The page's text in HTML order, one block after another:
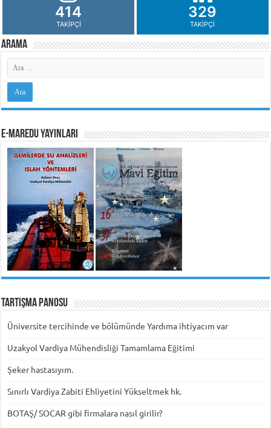
414
TAKIPÇI
329
TAKIPÇI
Arama
e-MarEdu Yayınları
Tartışma Panosu
Üniversite tercihinde ve bölümünde Yardıma ihtiyacım var
Uzakyol Vardiya Mühendisliği Tamamlama Eğitimi
Şeker hastasıyım.
Sınırlı Vardiya Zabiti Ehliyetini Yükseltmek hk.
BOTAŞ/ SOCAR gibi firmalara nasıl girilir?